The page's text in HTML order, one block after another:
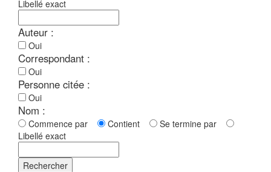
Libellé exact
Auteur :
Oui
Correspondant :
Oui
Personne citée :
Oui
Nom :
Commence par Contient
Se termine par
Libellé exact
Rechercher